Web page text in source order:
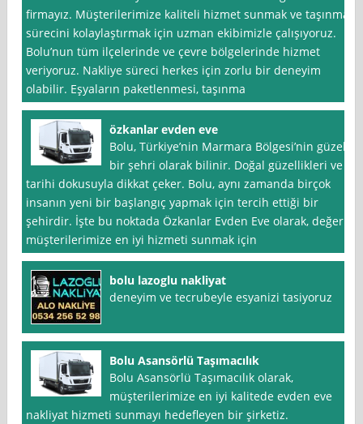
firmayız. Müşterilerimize kaliteli hizmet sunmak ve taşınma
sürecini kolaylaştırmak için uzman ekibimizle çalışıyoruz.
Bolu’nun tüm ilçelerinde ve çevre bölgelerinde hizmet
veriyoruz. Nakliye süreci herkes için zorlu bir deneyim
olabilir. Eşyaların paketlenmesi, taşınma
özkanlar evden eve
Bolu, Türkiye’nin Marmara Bölgesi’nin güzel
bir şehri olarak bilinir. Doğal güzellikleri ve
tarihi dokusuyla dikkat çeker. Bolu, aynı zamanda birçok
insanın yeni bir başlangıç yapmak için tercih ettiği bir
şehirdir. İşte bu noktada Özkanlar Evden Eve olarak, değerli
müşterilerimize en iyi hizmeti sunmak için
bolu lazoglu nakliyat
deneyim ve tecrubeyle esyanizi tasiyoruz
Bolu Asansörlü Taşımacılık
Bolu Asansörlü Taşımacılık olarak,
müşterilerimize en iyi kalitede evden eve
nakliyat hizmeti sunmayı hedefleyen bir şirketiz.